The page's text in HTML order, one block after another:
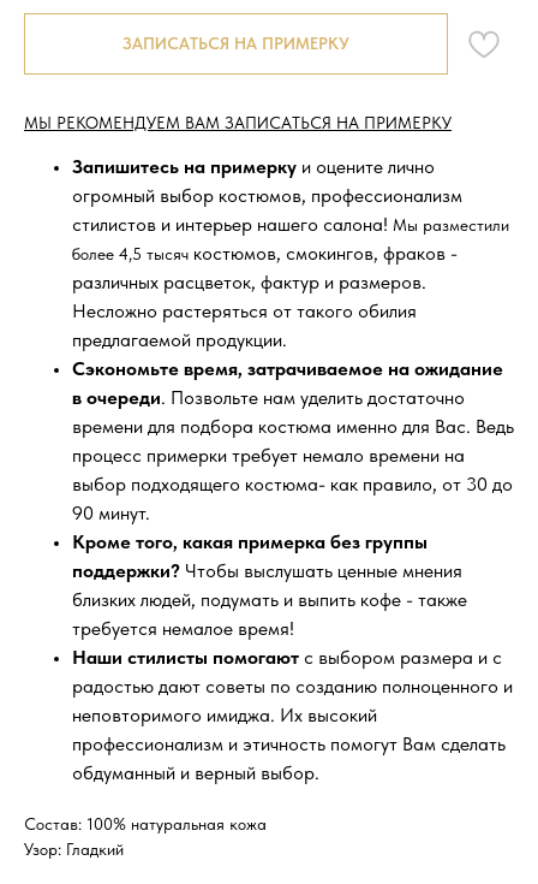
ЗАПИСАТЬСЯ НА ПРИМЕРКУ
МЫ РЕКОМЕНДУЕМ ВАМ ЗАПИСАТЬСЯ НА ПРИМЕРКУ
Запишитесь на примерку и оцените лично
огромный выбор костюмов, профессионализм
стилистов и интерьер нашего салона! Мы разместили
более 4,5 тысяч костюмов, смокингов, фраков -
различных расцветок, фактур и размеров.
Несложно растеряться от такого обилия
предлагаемой продукции.
Сэкономьте время, затрачиваемое на ожидание
в очереди. Позвольте нам уделить достаточно
времени для подбора костюма именно для Вас. Ведь
процесс примерки требует немало времени на
выбор подходящего костюма- как правило, от 30 до
90 минут.
Кроме того, какая примерка без группы
поддержки? Чтобы выслушать ценные мнения
близких людей, подумать и выпить кофе - также
требуется немалое время!
Наши стилисты помогают с выбором размера и с
радостью дают советы по созданию полноценного и
неповторимого имиджа. Их высокий
профессионализм и этичность помогут Вам сделать
обдуманный и верный выбор.
Состав: 100% натуральная кожа
Узор: Гладкий